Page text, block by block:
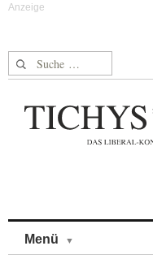
Suche nach:
Menü